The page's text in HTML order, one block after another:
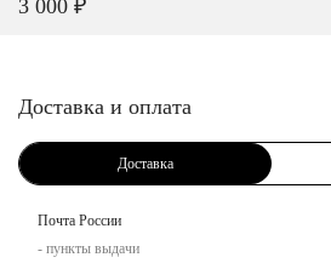
3 000 ₽
Доставка и оплата
Доставка
Почта России
- пункты выдачи